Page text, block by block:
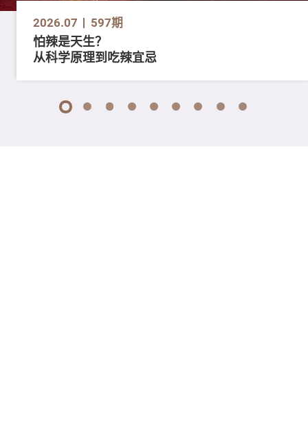
2026.07 597期
怕辣是天生？
从科学原理到吃辣宜忌
1 2 3 4 5 6 7 8 9